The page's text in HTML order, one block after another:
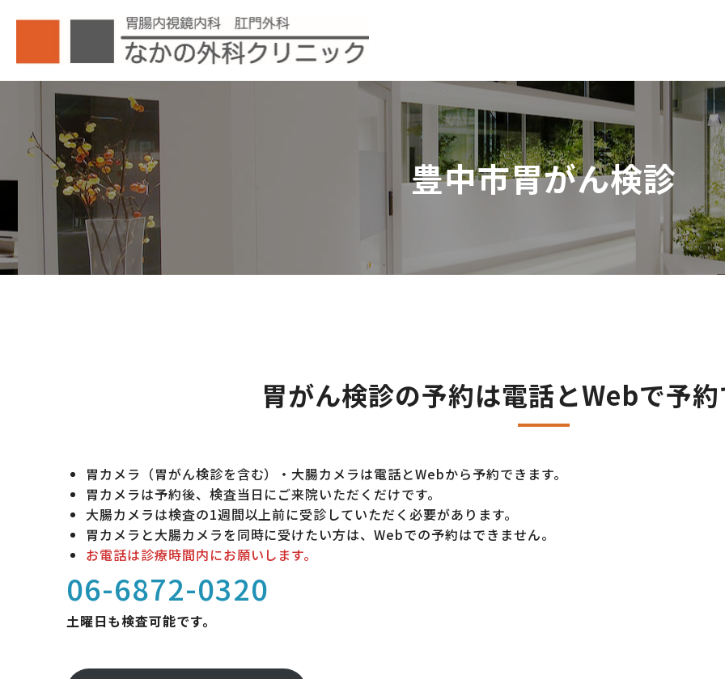
豊中市胃がん検診
胃がん検診の予約は電話とWebで予
胃カメラ（胃がん検診を含む）・大腸カメラは電話とWebから予約できます。
胃カメラは予約後、検査当日にご来院いただくだけです。
大腸カメラは検査の1週間以上前に受診していただく必要があります。
胃カメラと大腸カメラを同時に受けたい方は、Webでの予約はできません。
お電話は診療時間内にお願いします。
06-6872-0320
土曜日も検査可能です。